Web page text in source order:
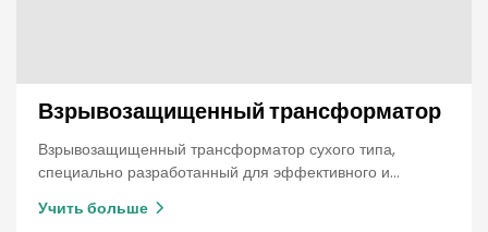
Взрывозащищенный трансформатор
Взрывозащищенный трансформатор сухого типа,
специально разработанный для эффективного и
Учить больше